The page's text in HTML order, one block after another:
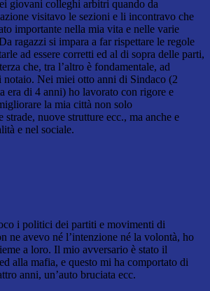
giovani colleghi arbitri quando da
visitavo le sezioni e li incontravo che
importante nella mia vita e nelle varie
ragazzi si impara a far rispettare le regole
ad essere corretti ed al di sopra delle parti,
che, tra l’altro è fondamentale, ad
notaio. Nei miei otto anni di Sindaco (2
era di 4 anni) ho lavorato con rigore e
la mia città non solo
strade, nuove strutture ecc., ma anche e
e nel sociale.
i politici dei partiti e movimenti di
ne avevo né l’intenzione né la volontà, ho
a loro. Il mio avversario è stato il
alla mafia, e questo mi ha comportato di
anni, un’auto bruciata ecc.